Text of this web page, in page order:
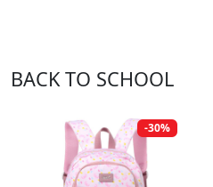
BACK TO SCHOOL
-30%